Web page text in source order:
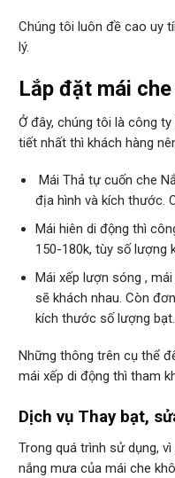
Chúng tôi luôn đề cao uy
lý.
Lắp đặt mái
Ở đây, chúng tôi là công
tiết nhất thì khách hàng
Mái Thả tự cuốn che
địa hình và kích thước.
Mái hiên di động thì
150-180k, tùy số lượng
Mái xếp lượn sóng ,
sẽ khách nhau. Còn
kích thước số lượng bạt.
Những thông trên cụ thể
mái xếp di động thì tham
Dịch vụ Thay bạt,
Trong quá trình sử dụng,
nắng mưa của mái che